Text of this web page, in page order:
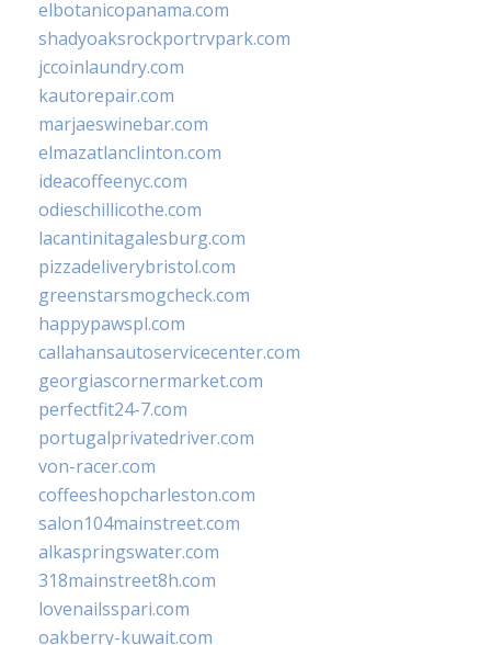
elbotanicopanama.com
shadyoaksrockportrvpark.com
jccoinlaundry.com
kautorepair.com
marjaeswinebar.com
elmazatlanclinton.com
ideacoffeenyc.com
odieschillicothe.com
lacantinitagalesburg.com
pizzadeliverybristol.com
greenstarsmogcheck.com
happypawspl.com
callahansautoservicecenter.com
georgiascornermarket.com
perfectfit24-7.com
portugalprivatedriver.com
von-racer.com
coffeeshopcharleston.com
salon104mainstreet.com
alkaspringswater.com
318mainstreet8h.com
lovenailsspari.com
oakberry-kuwait.com